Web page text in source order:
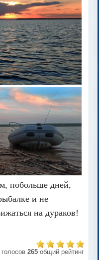
побольше дней,
и не
на дураков!
голосов 265 общий рейтинг